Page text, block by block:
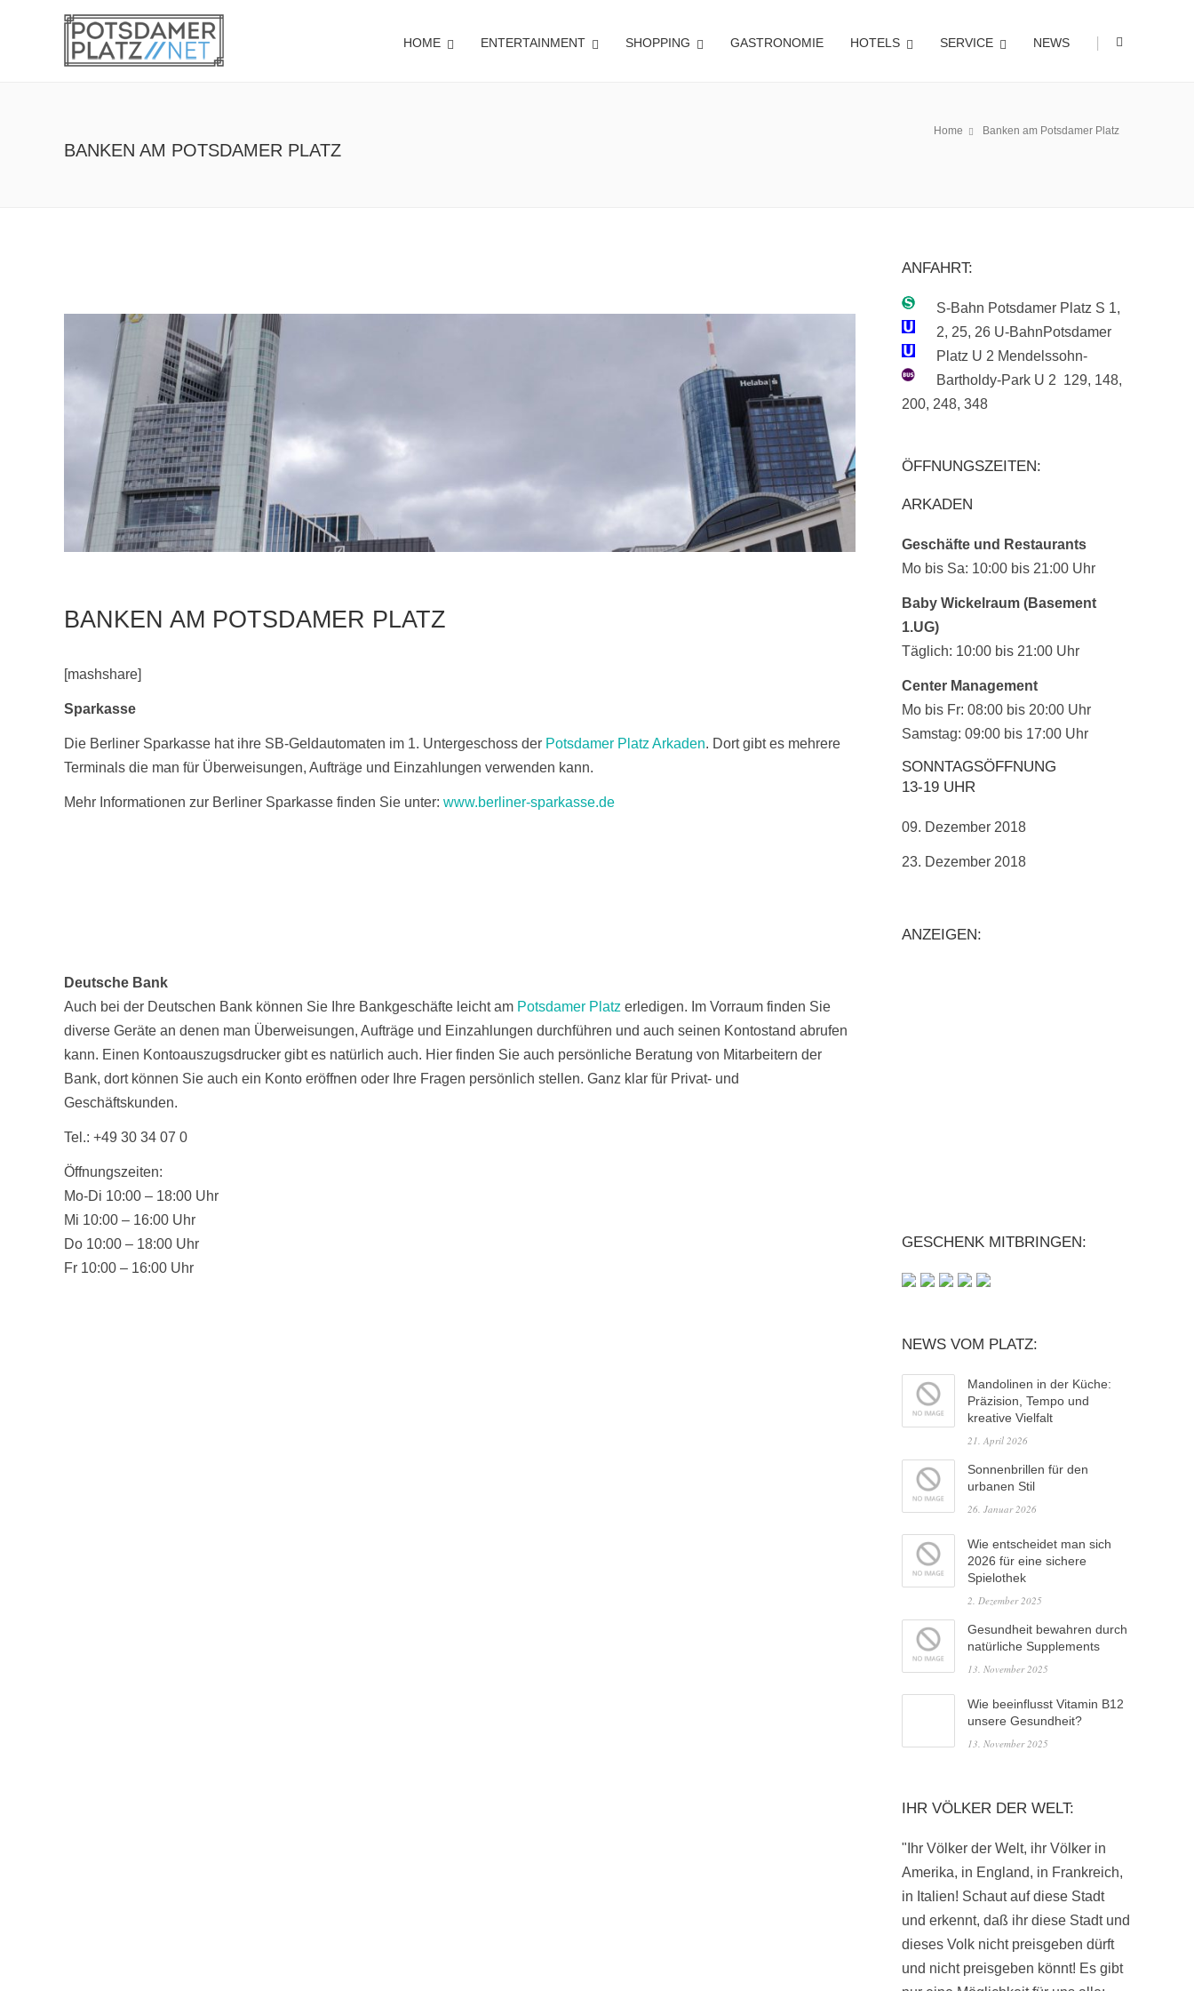
HOME ENTERTAINMENT SHOPPING GASTRONOMIE HOTELS SERVICE NEWS |
Home Banken am Potsdamer Platz
BANKEN AM POTSDAMER PLATZ
BANKEN AM POTSDAMER PLATZ
[mashshare]
Sparkasse
Die Berliner Sparkasse hat ihre SB-Geldautomaten im 1. Untergeschoss der Potsdamer Platz Arkaden. Dort gibt es mehrere
Terminals die man für Überweisungen, Aufträge und Einzahlungen verwenden kann.
Mehr Informationen zur Berliner Sparkasse finden Sie unter: www.berliner-sparkasse.de
Deutsche Bank
Auch bei der Deutschen Bank können Sie Ihre Bankgeschäfte leicht am Potsdamer Platz erledigen. Im Vorraum finden Sie
diverse Geräte an denen man Überweisungen, Aufträge und Einzahlungen durchführen und auch seinen Kontostand abrufen
kann. Einen Kontoauszugsdrucker gibt es natürlich auch. Hier finden Sie auch persönliche Beratung von Mitarbeitern der
Bank, dort können Sie auch ein Konto eröffnen oder Ihre Fragen persönlich stellen. Ganz klar für Privat- und
Geschäftskunden.
Tel.: +49 30 34 07 0
Öffnungszeiten:
Mo-Di 10:00 – 18:00 Uhr
Mi 10:00 – 16:00 Uhr
Do 10:00 – 18:00 Uhr
Fr 10:00 – 16:00 Uhr
ANFAHRT:
S-Bahn Potsdamer Platz S 1,
2, 25, 26 U-BahnPotsdamer
Platz U 2 Mendelssohn-
Bartholdy-Park U 2 129, 148,
200, 248, 348
ÖFFNUNGSZEITEN:
ARKADEN
Geschäfte und Restaurants
Mo bis Sa: 10:00 bis 21:00 Uhr
Baby Wickelraum (Basement
1.UG)
Täglich: 10:00 bis 21:00 Uhr
Center Management
Mo bis Fr: 08:00 bis 20:00 Uhr
Samstag: 09:00 bis 17:00 Uhr
SONNTAGSÖFFNUNG
13-19 UHR
09. Dezember 2018
23. Dezember 2018
ANZEIGEN:
GESCHENK MITBRINGEN:
NEWS VOM PLATZ:
Mandolinen in der Küche:
Präzision, Tempo und
kreative Vielfalt
21. April 2026
Sonnenbrillen für den
urbanen Stil
26. Januar 2026
Wie entscheidet man sich
2026 für eine sichere
Spielothek
2. Dezember 2025
Gesundheit bewahren durch
natürliche Supplements
13. November 2025
Wie beeinflusst Vitamin B12
unsere Gesundheit?
13. November 2025
IHR VÖLKER DER WELT:
"Ihr Völker der Welt, ihr Völker in
Amerika, in England, in Frankreich,
in Italien! Schaut auf diese Stadt
und erkennt, daß ihr diese Stadt und
dieses Volk nicht preisgeben dürft
und nicht preisgeben könnt! Es gibt